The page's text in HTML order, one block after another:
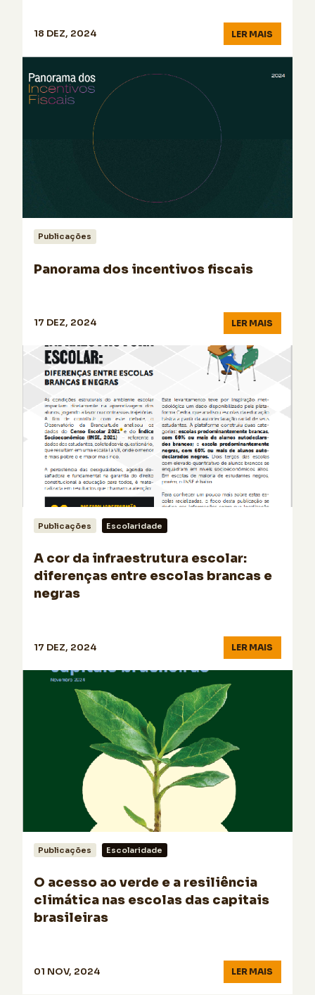
18 DEZ, 2024 LER MAIS
Publicações
Panorama dos incentivos fiscais
17 DEZ, 2024 LER MAIS
Publicações Escolaridade
A cor da infraestrutura escolar:
diferenças entre escolas brancas e
negras
17 DEZ, 2024 LER MAIS
Publicações Escolaridade
O acesso ao verde e a resiliência
climática nas escolas das capitais
brasileiras
01 NOV, 2024 LER MAIS